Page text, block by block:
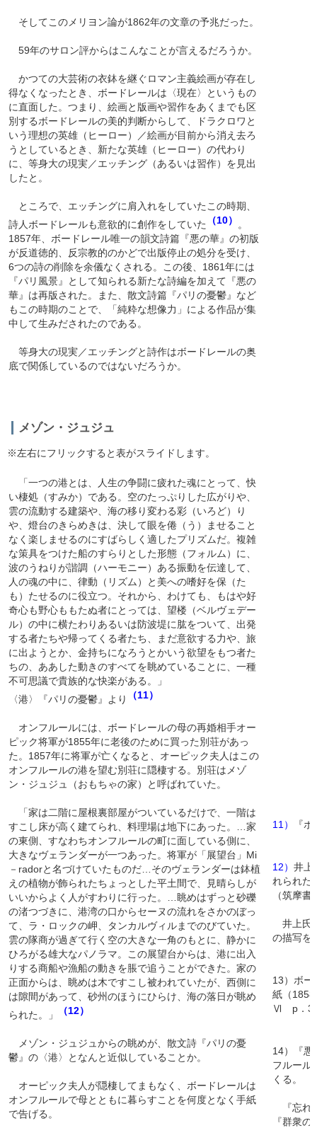
そしてこのメリヨン論が1862年の文章の予兆だった。
59年のサロン評からはこんなことが言えるだろうか。
かつての大芸術の衣鉢を継ぐロマン主義絵画が存在し
得なくなったとき、ボードレールは〈現在〉というもの
に直面した。つまり、絵画と版画や習作をあくまでも区
別するボードレールの美的判断からして、ドラクロワと
いう理想の英雄（ヒーロー）／絵画が目前から消え去ろ
うとしているとき、新たな英雄（ヒーロー）の代わり
に、等身大の現実／エッチング（あるいは習作）を見出
したと。
ところで、エッチングに肩入れをしていたこの時期、
詩人ボードレールも意欲的に創作をしていた
（10）
。
1857年、ボードレール唯一の韻文詩篇『悪の華』の初版
が反道徳的、反宗教的のかどで出版停止の処分を受け、
6つの詩の削除を余儀なくされる。この後、1861年には
『パリ風景』として知られる新たな詩編を加えて『悪の
華』は再版された。また、散文詩篇『パリの憂鬱』など
もこの時期のことで、「純粋な想像力」による作品が集
中して生みだされたのである。
等身大の現実／エッチングと詩作はボードレールの奥
底で関係しているのではないだろうか。
メゾン・ジュジュ
※左右にフリックすると表がスライドします。
「一つの港とは、人生の争闘に疲れた魂にとって、快
い棲処（すみか）である。空のたっぷりした広がりや、
雲の流動する建築や、海の移り変わる彩（いろど）り
や、燈台のきらめきは、決して眼を倦（う）ませること
なく楽しませるのにすばらしく適したプリズムだ。複雑
な策具をつけた船のすらりとした形態（フォルム）に、
波のうねりが諧調（ハーモニー）ある振動を伝達して、
人の魂の中に、律動（リズム）と美への嗜好を保（た
も）たせるのに役立つ。それから、わけても、もはや好
奇心も野心ももたぬ者にとっては、望楼（ベルヴェデー
ル）の中に横たわりあるいは防波堤に肱をついて、出発
する者たちや帰ってくる者たち、まだ意欲する力や、旅
に出ようとか、金持ちになろうとかいう欲望をもつ者た
ちの、ああした動きのすべてを眺めていることに、一種
不可思議で貴族的な快楽がある。」
〈港〉『パリの憂鬱』より
（11）
オンフルールには、ボードレールの母の再婚相手オー
ピック将軍が1855年に老後のために買った別荘があっ
た。1857年に将軍が亡くなると、オーピック夫人はこの
オンフルールの港を望む別荘に隠棲する。別荘はメゾ
ン・ジュジュ（おもちゃの家）と呼ばれていた。
「家は二階に屋根裏部屋がついているだけで、一階は
すこし床が高く建てられ、料理場は地下にあった。…家
の東側、すなわちオンフルールの町に面している側に、
大きなヴェランダーが一つあった。将軍が「展望台」Mi
－radorと名づけていたものだ…そのヴェランダーは鉢植
えの植物が飾られたちょっとした平土間で、見晴らしが
いいからよく人がすわりに行った。…眺めはずっと砂礫
の渚つづきに、港湾の口からセーヌの流れをさかのぼっ
て、ラ・ロックの岬、タンカルヴィルまでのびていた。
雲の隊商が過ぎて行く空の大きな一角のもとに、静かに
ひろがる雄大なパノラマ。この展望台からは、港に出入
りする商船や漁船の動きを脹で追うことができた。家の
正面からは、眺めは木ですこし被われていたが、西側に
は隙間があって、砂州のほうにひらけ、海の落日が眺め
られた。」
（12）
メゾン・ジュジュからの眺めが、散文詩『パリの憂
鬱』の〈港〉となんと近似していることか。
オーピック夫人が隠棲してまもなく、ボードレールは
オンフルールで母とともに暮らすことを何度となく手紙
で告げる。
11） 『
12） 井上
れられた
（筑摩
井上氏
の描写を
13）ボー
紙（
Ⅵ p．
14）『悪
フルール
くる。
『忘れ
『群衆